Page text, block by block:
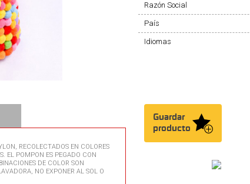
Razón Social
País
Idiomas
RECOLECTADOS EN COLORES
EL POMPON ES PEGADO CON
DE COLOR SON
NO EXPONER AL SOL O
Guardar
producto